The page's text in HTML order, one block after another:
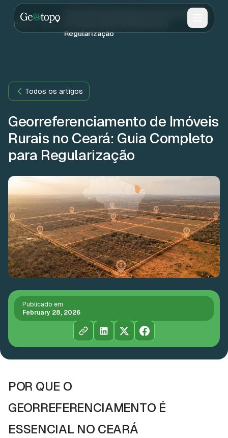
Skip to main content
Home Blog
Georreferenciamento de Imóveis Rurais
Regularização
Todos os artigos
Georreferenciamento de Imóveis
Rurais no Ceará: Guia Completo
para Regularização
Publicado em
February 28, 2026
POR QUE O
GEORREFERENCIAMENTO É
ESSENCIAL NO CEARÁ